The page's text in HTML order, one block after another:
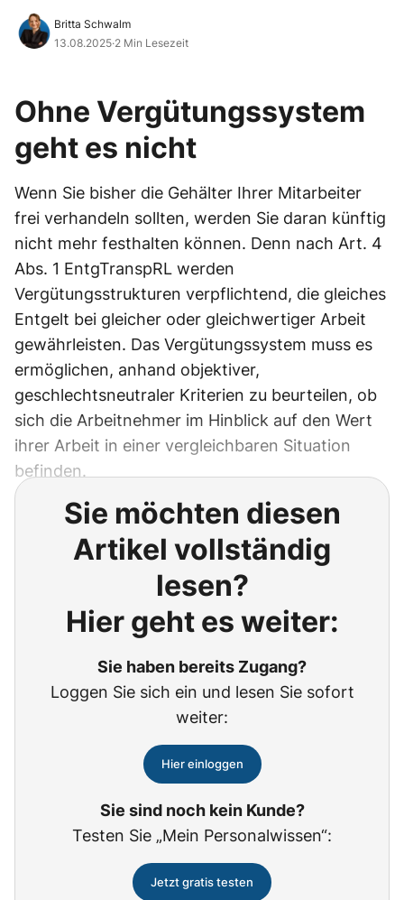
Britta Schwalm
13.08.2025·2 Min Lesezeit
Ohne Vergütungssystem
geht es nicht
Wenn Sie bisher die Gehälter Ihrer Mitarbeiter
frei verhandeln sollten, werden Sie daran künftig
nicht mehr festhalten können. Denn nach Art. 4
Abs. 1 EntgTranspRL werden
Vergütungsstrukturen verpflichtend, die gleiches
Entgelt bei gleicher oder gleichwertiger Arbeit
gewährleisten. Das Vergütungssystem muss es
ermöglichen, anhand objektiver,
geschlechtsneutraler Kriterien zu beurteilen, ob
sich die Arbeitnehmer im Hinblick auf den Wert
ihrer Arbeit in einer vergleichbaren Situation
befinden.
Sie möchten diesen
Artikel vollständig
lesen?
Hier geht es weiter:
Sie haben bereits Zugang?
Loggen Sie sich ein und lesen Sie sofort
weiter:
Hier einloggen
Sie sind noch kein Kunde?
Testen Sie „Mein Personalwissen“:
Jetzt gratis testen